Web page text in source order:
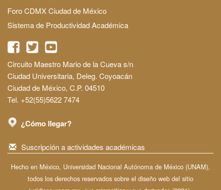
Foro CDMX Ciudad de México
Sistema de Productividad Académica
Circuito Maestro Mario de la Cueva s/n
Ciudad Universitaria, Deleg. Coyoacán
Ciudad de México, C.P. 04510
Tel. +52(55)5622 7474
¿Cómo llegar?
Suscripción a actividades académicas
Hecho en México, Universidad Nacional Autónoma de México (UNAM),
todos los derechos reservados sobre el diseño web del sitio